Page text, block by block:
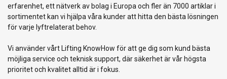
erfarenhet, ett nätverk av bolag i Europa och fler än 7000 artiklar i
sortimentet kan vi hjälpa våra kunder att hitta den bästa lösningen
för varje lyftrelaterat behov.
Vi använder vårt Lifting KnowHow för att ge dig som kund bästa
möjliga service och teknisk support, där säkerhet är vår högsta
prioritet och kvalitet alltid är i fokus.